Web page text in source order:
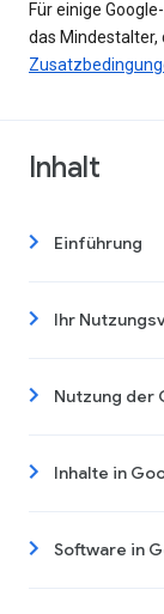
Für einige
das Mindestalter,
Inhalt
Einführung
Ihr
Nutzung der
Inhalte in
Software in